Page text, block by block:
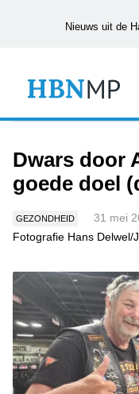
Nieuws uit de
Dwars door
goede doel
GEZONDHEID 31 mei
Fotografie Hans Delwel/